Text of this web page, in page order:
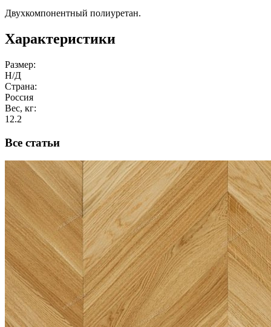
Двухкомпонентный полиуретан.
Характеристики
Размер:
Н/Д
Страна:
Россия
Вес, кг:
12.2
Все статьи